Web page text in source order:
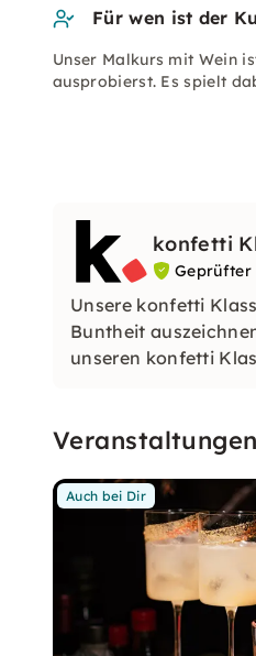
Für wen ist der
Unser Malkurs mit Wein
ausprobierst. Es spielt
konfetti
Geprüfter
Unsere konfetti
Buntheit
unseren konfetti
Auch bei Dir